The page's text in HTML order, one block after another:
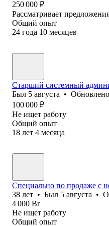
250 000 ₽
Рассматривает
Общий опыт
24 года 10 месяцев
Старший системный
Был 5 августа • Обновлено
100 000 ₽
Не ищет работу
Общий опыт
18 лет 4 месяца
Специально по продаже с
38 лет • Был 5 августа •
4 000 Br
Не ищет работу
Общий опыт